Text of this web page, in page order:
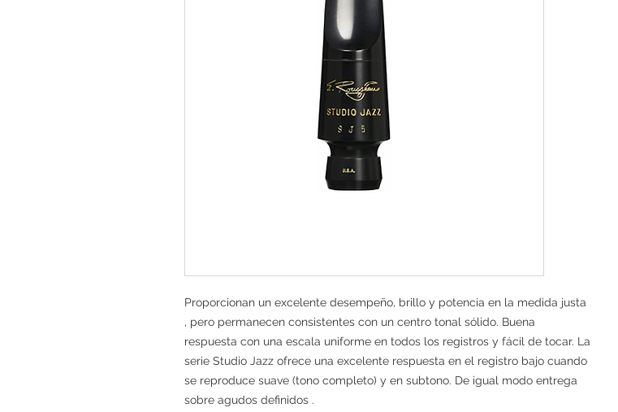
Proporcionan un excelente desempeño, brillo y potencia en la medida justa
, pero permanecen consistentes con un centro tonal sólido. Buena
respuesta con una escala uniforme en todos los registros y fácil de tocar. La
serie Studio Jazz ofrece una excelente respuesta en el registro bajo cuando
se reproduce suave (tono completo) y en subtono. De igual modo entrega
sobre agudos definidos .